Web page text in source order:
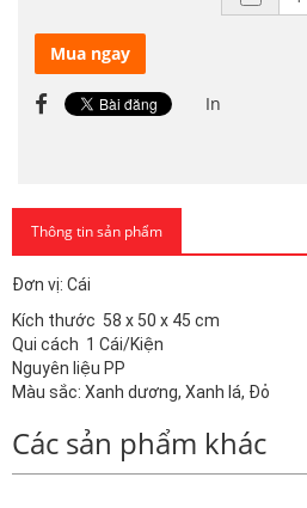
Mua ngay
In
Thông tin sản phẩm
Đơn vị: Cái
Kích thước 58 x 50 x 45 cm
Qui cách 1 Cái/Kiện
Nguyên liệu PP
Màu sắc: Xanh dương, Xanh lá, Đỏ
Các sản phẩm khác